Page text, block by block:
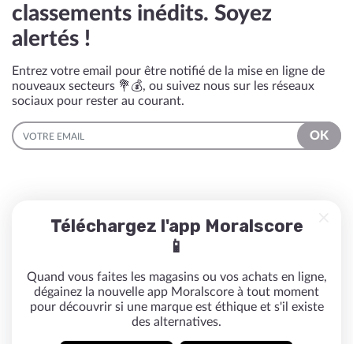
classements inédits. Soyez
alertés !
Entrez votre email pour être notifié de la mise en ligne de
nouveaux secteurs 💐💰, ou suivez nous sur les réseaux
sociaux pour rester au courant.
EMAIL
OK
Téléchargez l'app Moralscore
📱
Quand vous faites les magasins ou vos achats en ligne,
dégainez la nouvelle app Moralscore à tout moment
pour découvrir si une marque est éthique et s'il existe
des alternatives.